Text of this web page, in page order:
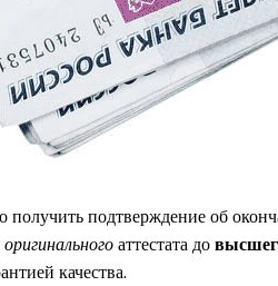
подтверждение об
оригинальногоаттестата до
качества.